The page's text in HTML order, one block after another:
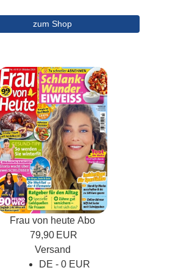
zum Shop
Frau von heute Abo
79,90 EUR
Versand
DE - 0 EUR